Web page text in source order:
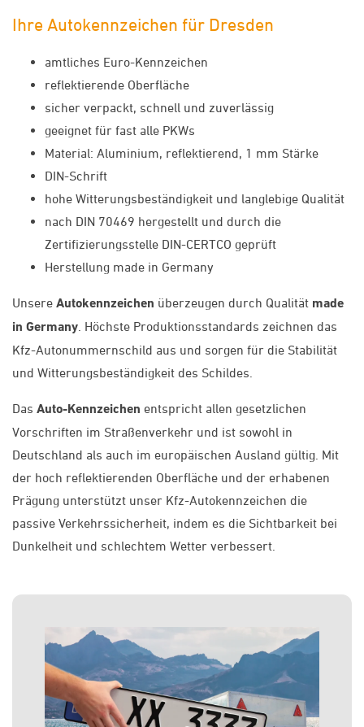
Ihre Autokennzeichen für Dresden
amtliches Euro-Kennzeichen
reflektierende Oberfläche
sicher verpackt, schnell und zuverlässig
geeignet für fast alle PKWs
Material: Aluminium, reflektierend, 1 mm Stärke
DIN-Schrift
hohe Witterungsbeständigkeit und langlebige Qualität
nach DIN 70469 hergestellt und durch die
Zertifizierungsstelle DIN-CERTCO geprüft
Herstellung made in Germany
Unsere Autokennzeichen überzeugen durch Qualität made
in Germany . Höchste Produktionsstandards zeichnen das
Kfz-Autonummernschild aus und sorgen für die Stabilität
und Witterungsbeständigkeit des Schildes.
Das Auto-Kennzeichen entspricht allen gesetzlichen
Vorschriften im Straßenverkehr und ist sowohl in
Deutschland als auch im europäischen Ausland gültig. Mit
der hoch reflektierenden Oberfläche und der erhabenen
Prägung unterstützt unser Kfz-Autokennzeichen die
passive Verkehrssicherheit, indem es die Sichtbarkeit bei
Dunkelheit und schlechtem Wetter verbessert.